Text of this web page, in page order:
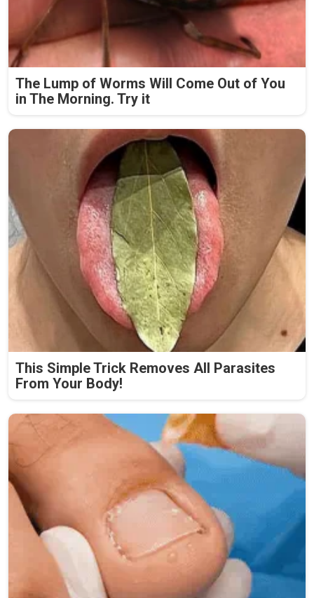
The Lump of Worms Will Come Out of You
in The Morning. Try it
This Simple Trick Removes All Parasites
From Your Body!